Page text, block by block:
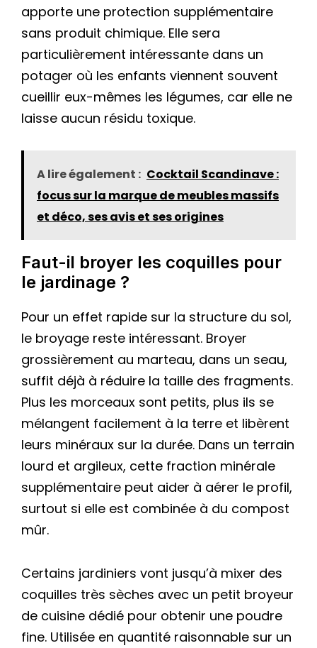
apporte une protection supplémentaire
sans produit chimique. Elle sera
particulièrement intéressante dans un
potager où les enfants viennent souvent
cueillir eux-mêmes les légumes, car elle ne
laisse aucun résidu toxique.
A lire également : Cocktail Scandinave :
focus sur la marque de meubles massifs
et déco, ses avis et ses origines
Faut-il broyer les coquilles pour
le jardinage ?
Pour un effet rapide sur la structure du sol,
le broyage reste intéressant. Broyer
grossièrement au marteau, dans un seau,
suffit déjà à réduire la taille des fragments.
Plus les morceaux sont petits, plus ils se
mélangent facilement à la terre et libèrent
leurs minéraux sur la durée. Dans un terrain
lourd et argileux, cette fraction minérale
supplémentaire peut aider à aérer le profil,
surtout si elle est combinée à du compost
mûr.
Certains jardiniers vont jusqu’à mixer des
coquilles très sèches avec un petit broyeur
de cuisine dédié pour obtenir une poudre
fine. Utilisée en quantité raisonnable sur un